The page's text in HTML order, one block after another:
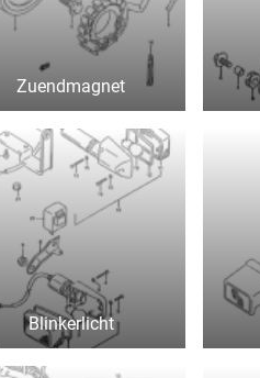
Zuendmagnet
Blinkerlicht